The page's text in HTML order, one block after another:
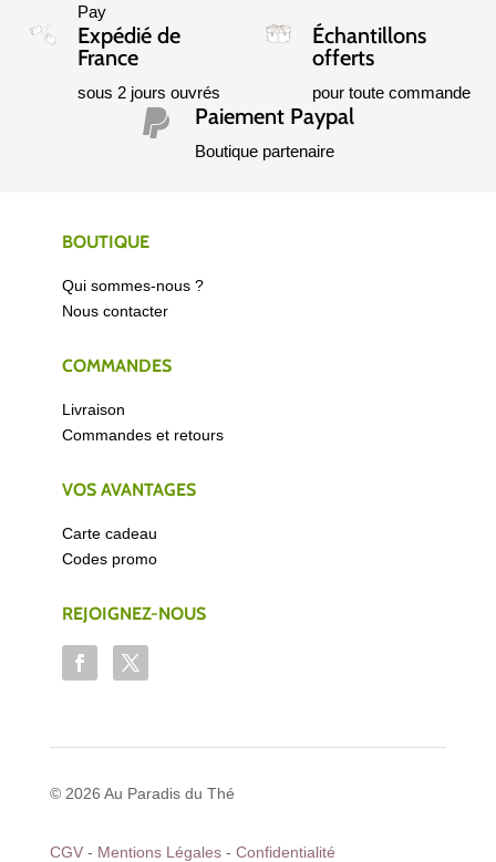
Pay
Expédié de
France
sous 2 jours ouvrés
Échantillons
offerts
pour toute commande
 Paiement Paypal
Boutique partenaire
BOUTIQUE
Qui sommes-nous ?
Nous contacter
COMMANDES
Livraison
Commandes et retours
VOS AVANTAGES
Carte cadeau
Codes promo
REJOIGNEZ-NOUS
© 2026 Au Paradis du Thé
CGV- Mentions Légales- Confidentialité